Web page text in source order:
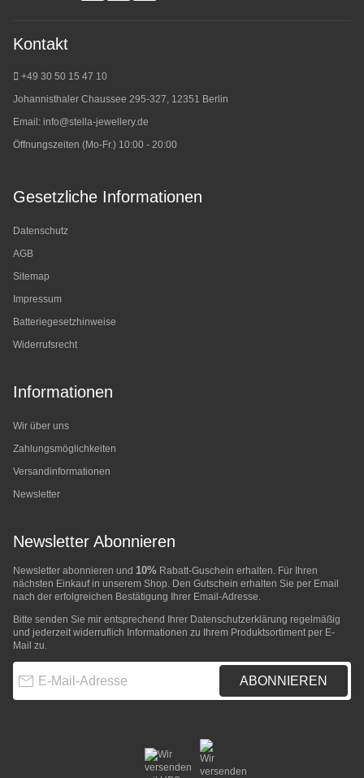
Kontakt
+49 30 50 15 47 10
Johannisthaler Chaussee 295-327, 12351 Berlin
Email: info@stella-jewellery.de
Öffnungszeiten (Mo-Fr.) 10:00 - 20:00
Gesetzliche Informationen
Datenschutz
AGB
Sitemap
Impressum
Batteriegesetzhinweise
Widerrufsrecht
Informationen
Wir über uns
Zahlungsmöglichkeiten
Versandinformationen
Newsletter
Newsletter Abonnieren
Newsletter abonnieren und 10% Rabatt-Guschein erhalten. Für Ihren
nächsten Einkauf in unserem Shop. Den Gutschein erhalten Sie per Email
nach der erfolgreichen Bestätigung Ihrer Email-Adresse.
Bitte senden Sie mir entsprechend Ihrer Datenschutzerklärung regelmäßig
und jederzeit widerruflich Informationen zu Ihrem Produktsortiment per E-
Mail zu.
ABONNIEREN